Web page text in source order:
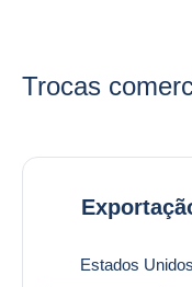
Trocas
Estados